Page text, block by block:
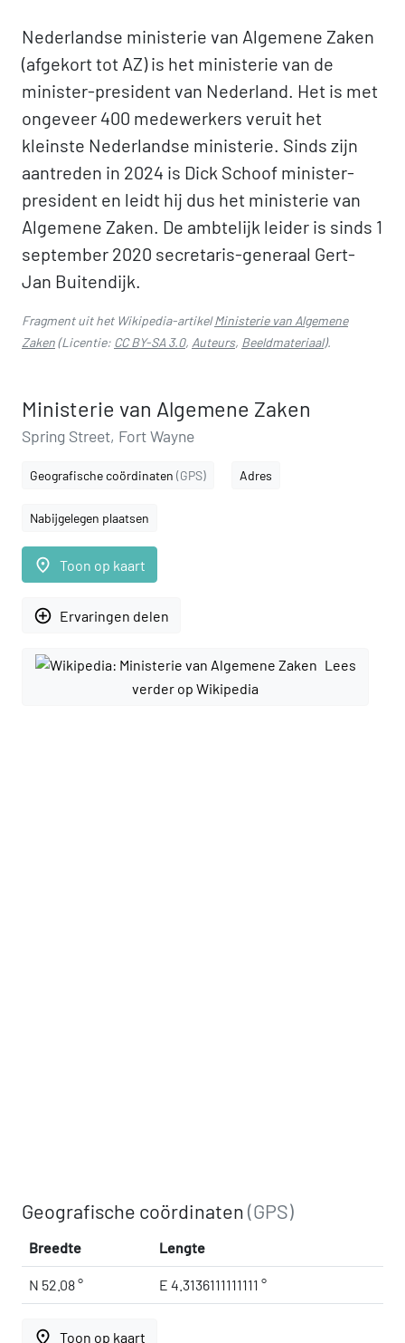
Nederlandse ministerie van Algemene Zaken
(afgekort tot AZ) is het ministerie van de
minister-president van Nederland. Het is met
ongeveer 400 medewerkers veruit het
kleinste Nederlandse ministerie. Sinds zijn
aantreden in 2024 is Dick Schoof minister-
president en leidt hij dus het ministerie van
Algemene Zaken. De ambtelijk leider is sinds 1
september 2020 secretaris-generaal Gert-
Jan Buitendijk.
Fragment uit het Wikipedia-artikelMinisterie van Algemene
Zaken(Licentie: CC BY-SA 3.0, Auteurs, Beeldmateriaal).
Ministerie van Algemene Zaken
Spring Street, Fort Wayne
Geografische coördinaten (GPS) Adres
Nabijgelegen plaatsen
place Toon op kaart
add_circle_outline Ervaringen delen
Lees
verder op Wikipedia
Geografische coördinaten(GPS)
Breedte Lengte
N 52.08 ° E 4.3136111111111 °
place Toon op kaart